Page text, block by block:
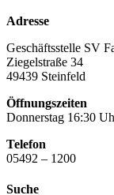
Adresse
Geschäftsstelle SV
Ziegelstraße 34
49439 Steinfeld
Öffnungszeiten
Donnerstag 16:30
Telefon
05492 – 1200
Suche